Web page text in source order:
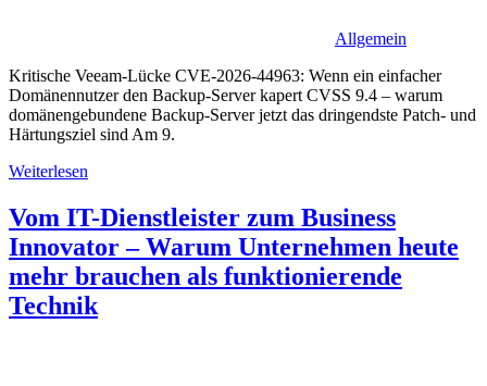
Allgemein
Kritische Veeam-Lücke CVE-2026-44963: Wenn ein einfacher
Domänennutzer den Backup-Server kapert CVSS 9.4 – warum
domänengebundene Backup-Server jetzt das dringendste Patch- und
Härtungsziel sind Am 9.
Weiterlesen
Vom IT-Dienstleister zum Business
Innovator – Warum Unternehmen heute
mehr brauchen als funktionierende
Technik